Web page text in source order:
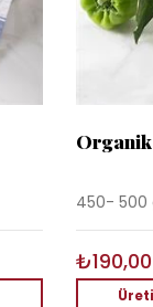
450- 500
₺190,00